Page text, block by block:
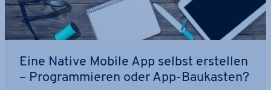
Eine Native Mobile App selbst erstellen
– Pro­gram­mie­ren oder App-Baukasten?